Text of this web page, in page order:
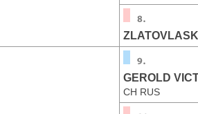
GEROLD
CH RUS